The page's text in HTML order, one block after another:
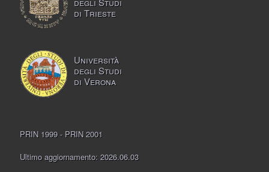
di Trieste
Università
degli Studi
di Verona
PRIN 1999 - PRIN 2001
Ultimo aggiornamento: 2026.06.03